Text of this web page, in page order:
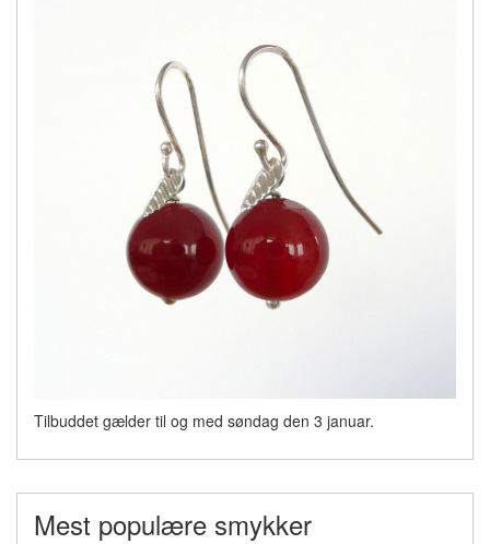
Tilbuddet gælder til og med søndag den 3 januar.
Mest populære smykker